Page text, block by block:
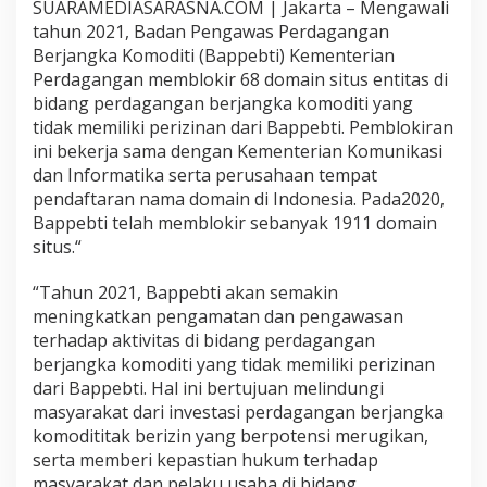
g
k
a
t
k
a
n
P
e
n
g
a
s
n
A
k
t
i
v
SUARAMEDIASARASNA.COM | Jakarta – Mengawali
tahun 2021, Badan Pengawas Perdagangan
Berjangka Komoditi (Bappebti) Kementerian
Perdagangan memblokir 68 domain situs entitas di
bidang perdagangan berjangka komoditi yang
tidak memiliki perizinan dari Bappebti. Pemblokiran
ini bekerja sama dengan Kementerian Komunikasi
dan Informatika serta perusahaan tempat
pendaftaran nama domain di Indonesia. Pada2020,
Bappebti telah memblokir sebanyak 1911 domain
situs.“
“Tahun 2021, Bappebti akan semakin
meningkatkan pengamatan dan pengawasan
terhadap aktivitas di bidang perdagangan
berjangka komoditi yang tidak memiliki perizinan
dari Bappebti. Hal ini bertujuan melindungi
masyarakat dari investasi perdagangan berjangka
komodititak berizin yang berpotensi merugikan,
serta memberi kepastian hukum terhadap